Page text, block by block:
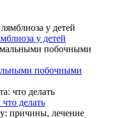
у детей
побочными
делать